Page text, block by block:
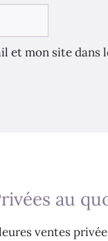
et mon site
au
ventes